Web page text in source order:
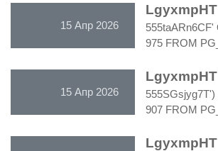
15 Апр 2026
LgyxmpHT
975 FROM
15 Апр 2026
LgyxmpHT
907 FROM
LgyxmpHT